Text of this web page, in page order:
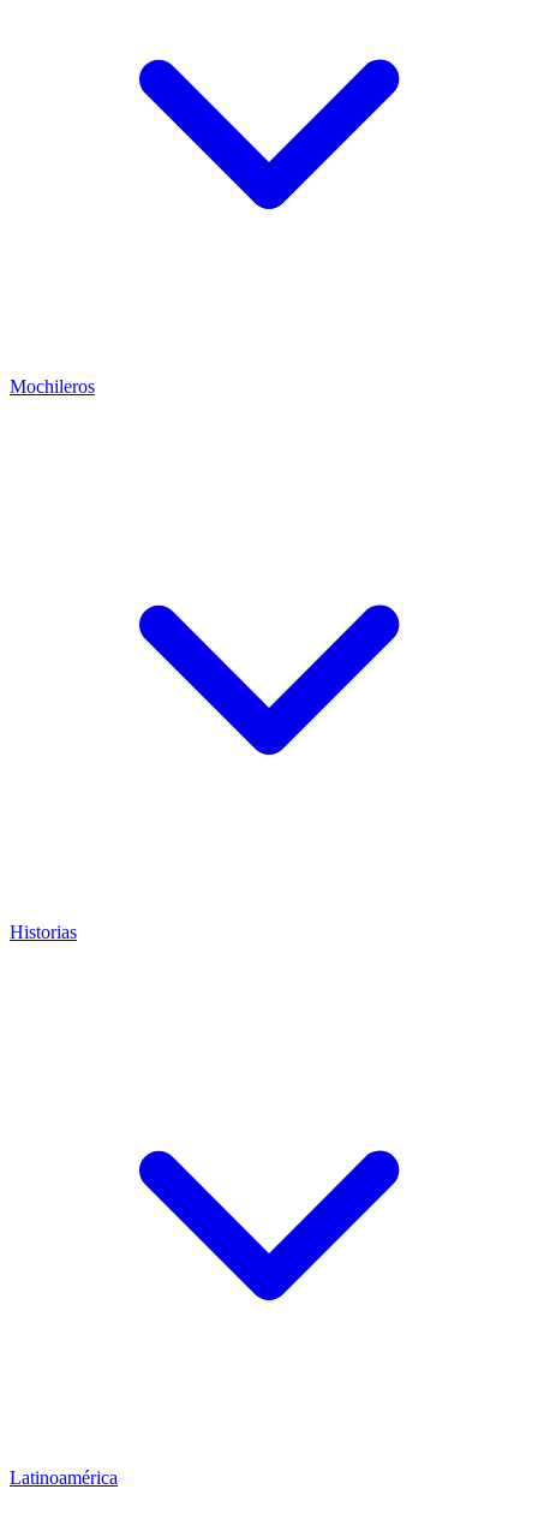
Mochileros
Historias
Latinoamérica